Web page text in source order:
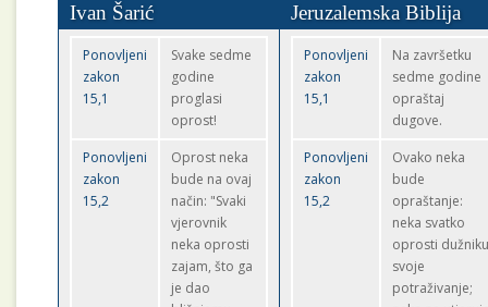
Ivan Šarić Jeruzalemska Biblija
Ponovljeni
zakon
15,1
Svake sedme
godine
proglasi
oprost!
Ponovljeni
zakon
15,2
Oprost neka
bude na ovaj
način: "Svaki
vjerovnik
neka oprosti
zajam, što ga
je dao
Ponovljeni
zakon
15,1
Na završetku
sedme godine
opraštaj
dugove.
Ponovljeni
zakon
15,2
Ovako neka
bude
opraštanje:
neka svatko
oprosti
svoje
potraživanje;